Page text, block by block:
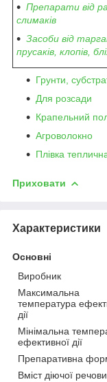
Препарати від
слимаків
Засоби від
прусаків, клопів,
Грунти,
Для розсади
Крапельний
Агроволокно
Плівка
Приховати
Характеристики
Основні
Виробник
Максимальна
температура
дії
Мінімальна
ефективної дії
Препаративна
Вміст діючої